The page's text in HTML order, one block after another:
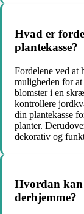
Hvad er
plantekasse?
Fordelene ved at
muligheden for
blomster i en
kontrollere
din plantekasse
planter.
dekorativ og
Hvordan kan
derhjemme?